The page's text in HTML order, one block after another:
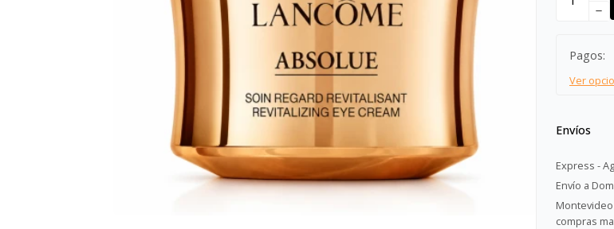
remove
Pagos:
Ver
Envíos
Express -
Envío a
compras